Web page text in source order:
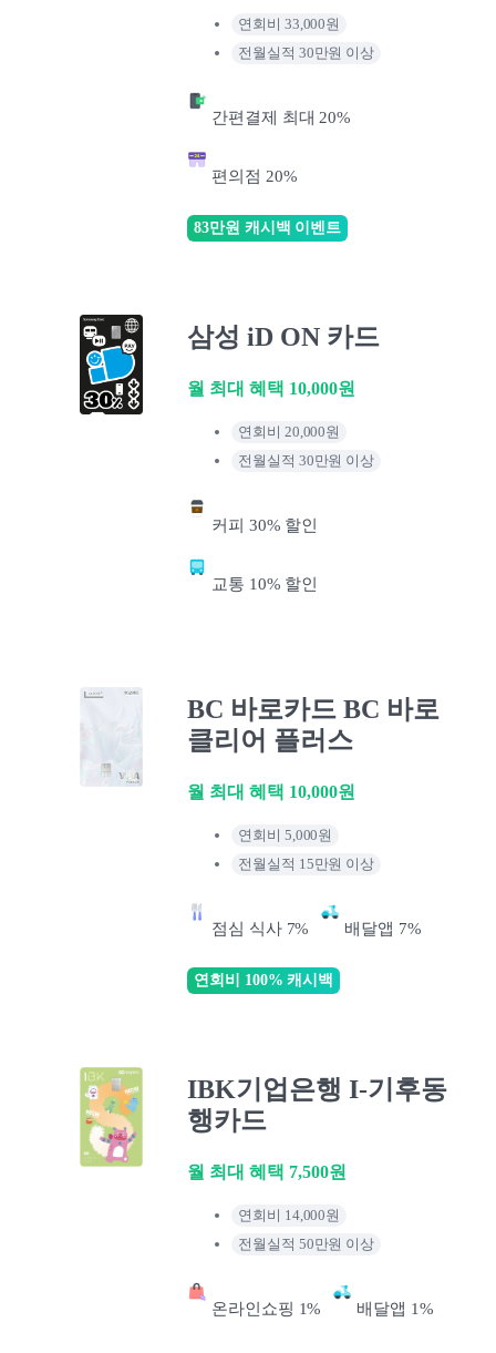
연회비 33,000원
전월실적 30만원 이상
간편결제 최대 20%
편의점 20%
83만원 캐시백 이벤트
삼성 iD ON 카드
월 최대 혜택 10,000원
연회비 20,000원
전월실적 30만원 이상
커피 30% 할인
교통 10% 할인
BC 바로카드 BC 바로
클리어 플러스
월 최대 혜택 10,000원
연회비 5,000원
전월실적 15만원 이상
점심 식사 7% 배달앱 7%
연회비 100% 캐시백
IBK기업은행 I-기후동
행카드
월 최대 혜택 7,500원
연회비 14,000원
전월실적 50만원 이상
온라인쇼핑 1% 배달앱 1%